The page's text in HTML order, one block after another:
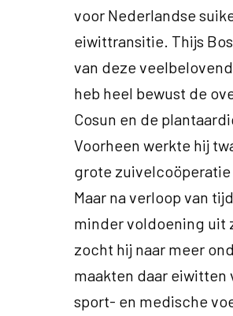
voor Nederlandse
eiwittransitie. Thijs
van deze
heb heel bewust de
Cosun en de
Voorheen werkte hij
grote
Maar na verloop van
minder voldoening uit
zocht hij naar meer
maakten daar eiwitten
sport- en medische